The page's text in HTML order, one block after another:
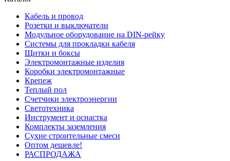
Кабель и провод
Розетки и выключатели
Модульное оборудование на DIN-рейку
Системы для прокладки кабеля
Щитки и боксы
Электромонтажные изделия
Коробки электромонтажные
Крепеж
Теплый пол
Счетчики электроэнергии
Светотехника
Инструмент и оснастка
Комплекты заземления
Сухие строительные смеси
Оптом дешевле!
РАСПРОДАЖА